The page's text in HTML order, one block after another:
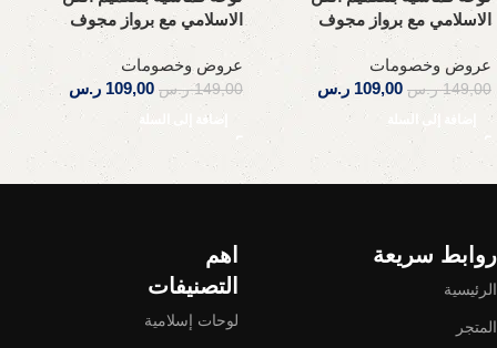
الاسلامي مع برواز مجوف
عروض وخصومات
149,00 ر.س 109,00 ر.س
إضافة إلى السلة
الاسلامي مع برواز مجوف
عروض وخصومات
149,00 ر.س 109,00 ر.س
إضافة إلى السلة
Read More
روابط سريعة
الرئيسية
المتجر
اهم
التصنيفات
لوحات إسلامية